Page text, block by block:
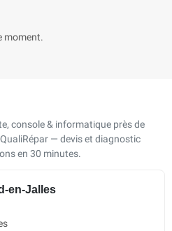
moment.
console & informatique près de
— devis et diagnostic
en 30 minutes.
en-Jalles